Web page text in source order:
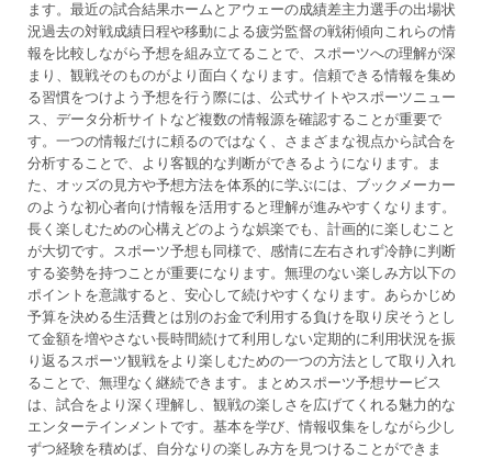
ます。最近の試合結果ホームとアウェーの成績差主力選手の出場状
況過去の対戦成績日程や移動による疲労監督の戦術傾向これらの情
報を比較しながら予想を組み立てることで、スポーツへの理解が深
まり、観戦そのものがより面白くなります。信頼できる情報を集め
る習慣をつけよう予想を行う際には、公式サイトやスポーツニュー
ス、データ分析サイトなど複数の情報源を確認することが重要で
す。一つの情報だけに頼るのではなく、さまざまな視点から試合を
分析することで、より客観的な判断ができるようになります。ま
た、オッズの見方や予想方法を体系的に学ぶには、ブックメーカー
のような初心者向け情報を活用すると理解が進みやすくなります。
長く楽しむための心構えどのような娯楽でも、計画的に楽しむこと
が大切です。スポーツ予想も同様で、感情に左右されず冷静に判断
する姿勢を持つことが重要になります。無理のない楽しみ方以下の
ポイントを意識すると、安心して続けやすくなります。あらかじめ
予算を決める生活費とは別のお金で利用する負けを取り戻そうとし
て金額を増やさない長時間続けて利用しない定期的に利用状況を振
り返るスポーツ観戦をより楽しむための一つの方法として取り入れ
ることで、無理なく継続できます。まとめスポーツ予想サービス
は、試合をより深く理解し、観戦の楽しさを広げてくれる魅力的な
エンターテインメントです。基本を学び、情報収集をしながら少し
ずつ経験を積めば、自分なりの楽しみ方を見つけることができま